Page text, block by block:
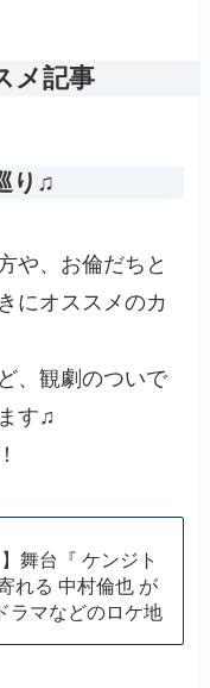
メ記事
り♫
や、お倫だちと
にオススメのカ
、観劇のついで
す♫
舞台『 ケンジト
れる 中村倫也 が
ラマなどのロケ地